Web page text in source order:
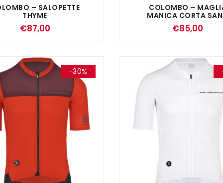
– SALOPETTE
THYME
€87,00
COLOMBO –
MANICA CORTA
€85,00
-30%